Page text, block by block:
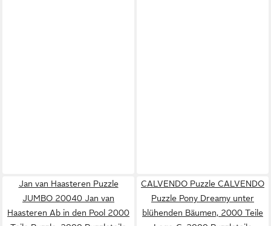
Jan van Haasteren Puzzle
JUMBO 20040 Jan van
Haasteren Ab in den Pool 2000
CALVENDO Puzzle CALVENDO
Puzzle Pony Dreamy unter
blühenden Bäumen, 2000 Teile